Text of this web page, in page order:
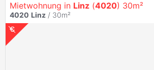
Mietwohnung in Linz (4020) 30m²
4020 Linz / 30m²